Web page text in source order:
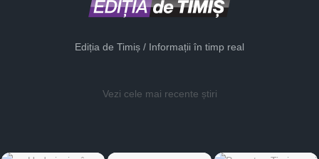
Ediția de Timiș / Informații în timp real
Vezi cele mai recente știri